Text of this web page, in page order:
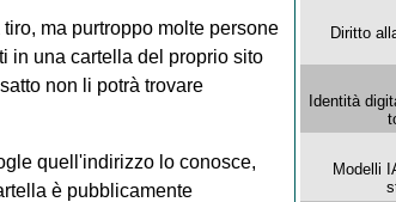
ma purtroppo molte persone
in una cartella del proprio sito
non li potrà trovare
quell'indirizzo lo conosce,
è pubblicamente
Diritto
Identità
Modelli